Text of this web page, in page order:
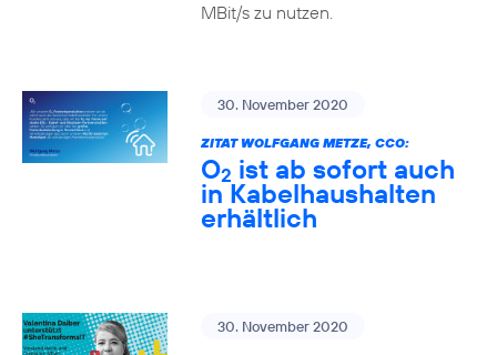
MBit/s zu nutzen.
30. November 2020
ZITAT WOLFGANG METZE, CCO:
O2 ist ab sofort auch
in Kabelhaushalten
erhältlich
30. November 2020